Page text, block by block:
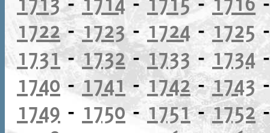
1722-1723-1724-1725
1731-1732-1733 -1734
1740 -1741 -1742-1743
1749 - 1750-1751-1752